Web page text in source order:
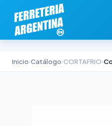
Inicio›Catálogo›CORTAFRIO›